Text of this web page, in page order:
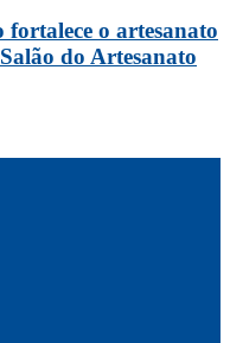
o artesanato
do Artesanato